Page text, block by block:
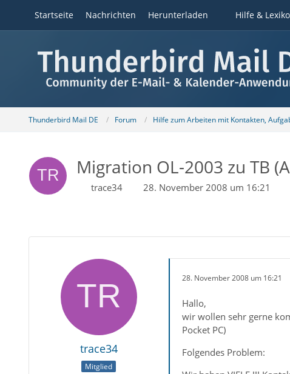
Startseite Nachrichten Herunterladen Hilfe &
Thunderbird Mail DE Forum Hilfe zum Arbeiten mit Kontakten,
Migration OL-2003 zu TB
trace34 28. November 2008 um 16:21
trace34
Mitglied
28. November 2008 um 16:21
Hallo,
wir wollen sehr gerne
Pocket PC)
Folgendes Problem: